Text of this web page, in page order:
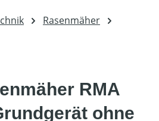
Rasenmäher
RMA
ohne